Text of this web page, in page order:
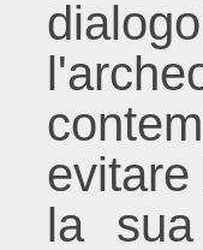
la